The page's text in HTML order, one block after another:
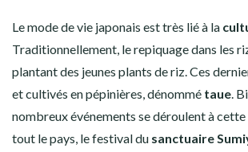
Le mode de vie japonais est très lié à la
Traditionnellement, le repiquage dans les
plantant des jeunes plants de riz. Ces
et cultivés en pépinières, dénommé taue.
nombreux événements se déroulent à cette
tout le pays, le festival du sanctuaire